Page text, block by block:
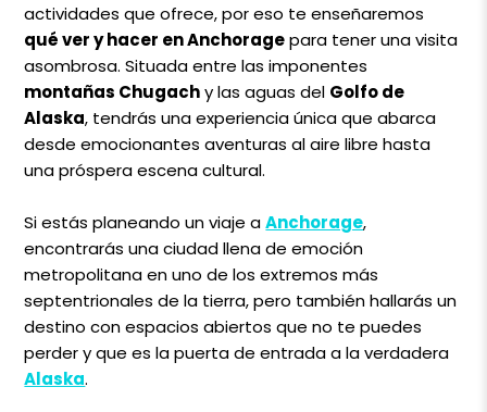
actividades que ofrece, por eso te enseñaremos
qué ver y hacer en Anchoragepara tener una visita
asombrosa. Situada entre las imponentes
montañas Chugachy las aguas del Golfo de
Alaska, tendrás una experiencia única que abarca
desde emocionantes aventuras al aire libre hasta
una próspera escena cultural.
Si estás planeando un viaje aAnchorage,
encontrarás una ciudad llena de emoción
metropolitana en uno de los extremos más
septentrionales de la tierra, pero también hallarás un
destino con espacios abiertos que no te puedes
perder y que es la puerta de entrada a la verdadera
Alaska.